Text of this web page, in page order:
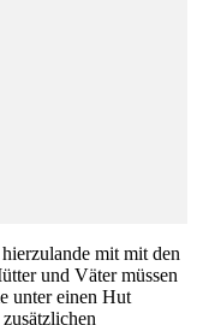
mit mit den
und Väter müssen
unter einen Hut